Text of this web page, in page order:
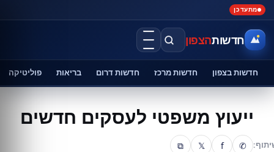
מתעדכן
חדשותהצפון
חדשות בצפון חדשות מרכז חדשות דרום בריאות פוליטיקה
ייעוץ משפטי לעסקים חדשים
✆
f
𝕏
⧉